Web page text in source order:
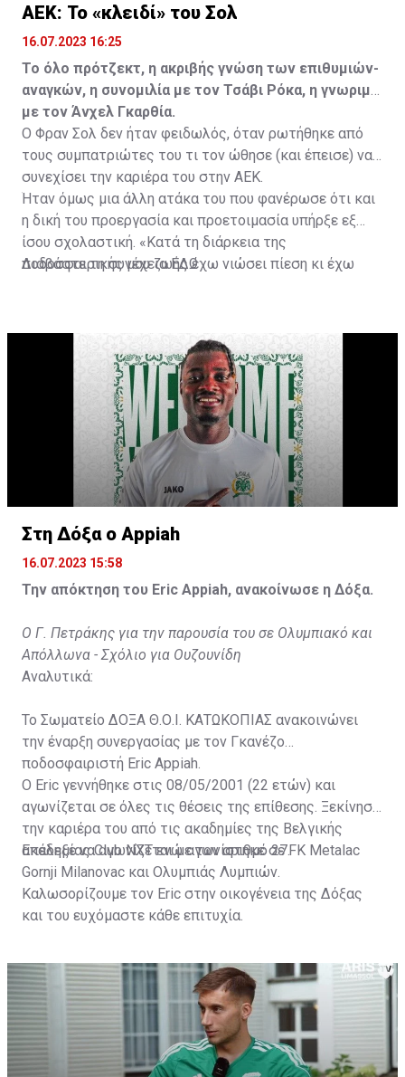
ΑΕΚ: Το «κλειδί» του Σολ
16.07.2023 16:25
Το όλο πρότζεκτ, η ακριβής γνώση των επιθυμιών-
αναγκών, η συνομιλία με τον Τσάβι Ρόκα, η γνωριμία
με τον Άνχελ Γκαρθία.
Ο Φραν Σολ δεν ήταν φειδωλός, όταν ρωτήθηκε από
τους συμπατριώτες του τι τον ώθησε (και έπεισε) να
συνεχίσει την καριέρα του στην ΑΕΚ.
Ήταν όμως μια άλλη ατάκα του που φανέρωσε ότι και
η δική του προεργασία και προετοιμασία υπήρξε εξ
ίσου σχολαστική. «Κατά τη διάρκεια της
ποδοσφαιρικής μου ζωής έχω νιώσει πίεση κι έχω
Διαβάστε τη συνέχειαΕΔΩ
Στη Δόξα ο Appiah
16.07.2023 15:58
Την απόκτηση του Eric Appiah, ανακοίνωσε η Δόξα.
Ο Γ. Πετράκης για την παρουσία του σε Ολυμπιακό και
Απόλλωνα - Σχόλιο για Ουζουνίδη
Αναλυτικά:
Το Σωματείο ΔΟΞΑ Θ.Ο.Ι. ΚΑΤΩΚΟΠΙΑΣ ανακοινώνει
την έναρξη συνεργασίας με τον Γκανέζο
ποδοσφαιριστή Eric Appiah.
Ο Eric γεννήθηκε στις 08/05/2001 (22 ετών) και
αγωνίζεται σε όλες τις θέσεις της επίθεσης. Ξεκίνησε
την καριέρα του από τις ακαδημίες της Βελγικής
ακαδημίας Club NXT ενώ αγωνίστηκε σε FK Metalac
Gornji Milanovac και Ολυμπιάς Λυμπιών.
Επέλεξε να αγωνίζεται με τον αριθμό 27.
Καλωσορίζουμε τον Eric στην οικογένεια της Δόξας
και του ευχόμαστε κάθε επιτυχία.